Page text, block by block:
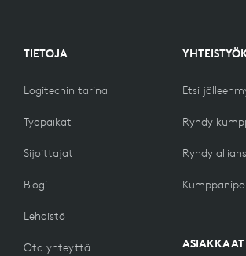
TIETOJA
Logitechin tarina
Työpaikat
Sijoittajat
Blogi
Lehdistö
Ota yhteyttä
Etsi
Ryhdy
Ryhdy
ASIAKKAAT